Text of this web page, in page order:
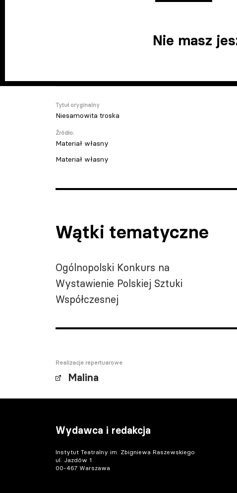
Nie masz
Tytuł oryginalny
Niesamowita troska
Źródło:
Materiał własny
Materiał własny
Wątki tematyczne
Ogólnopolski Konkurs na
Wystawienie Polskiej Sztuki
Współczesnej
Realizacje repertuarowe
Malina
Wydawca i redakcja
Instytut Teatralny im. Zbigniewa Raszewskiego
ul. Jazdów 1
00-467 Warszawa